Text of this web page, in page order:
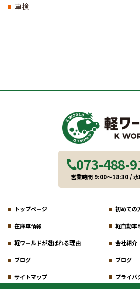
車検
073-488-
営業時間 9:00～18:30 / 水
トップページ 初めての
在庫車情報 軽自動車
軽ワールドが選ばれる理由 会社紹介
ブログ ブログ
サイトマップ プライバ